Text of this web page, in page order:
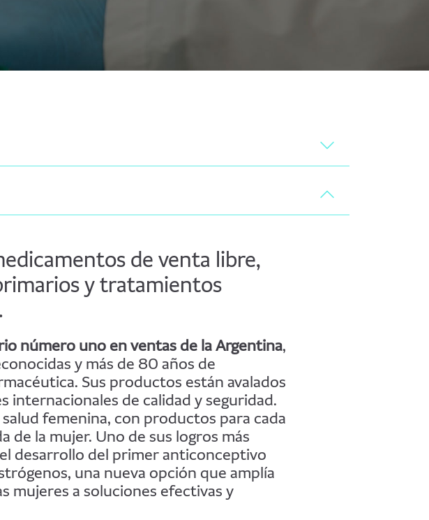
de venta libre,
y tratamientos
número uno en ventas de la Argentina,
y más de 80 años de
Sus productos están avalados
internacionales de calidad y seguridad.
salud femenina, con productos para cada
de la mujer. Uno de sus logros más
desarrollo del primer anticonceptivo
una nueva opción que amplía
mujeres a soluciones efectivas y